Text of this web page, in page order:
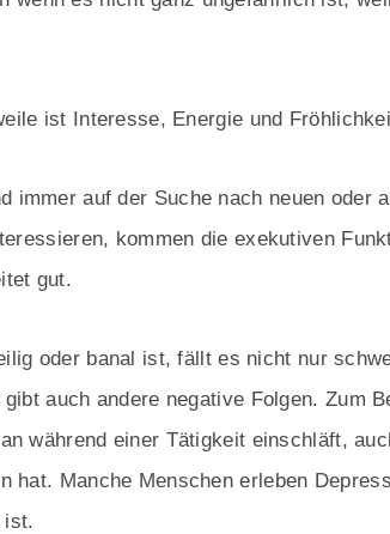
ist Interesse, Energie und
immer auf der Suche nach neuen oder
kommen die exekutiven
gut.
oder banal ist, fällt es nicht nur
auch andere negative Folgen. Zum
während einer Tätigkeit einschläft,
hat. Manche Menschen erleben
ist.